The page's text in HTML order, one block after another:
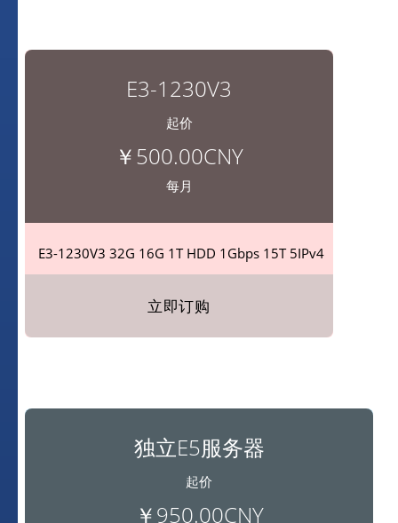
E3-1230V3
起价
￥500.00CNY
每月
E3-1230V3 32G 16G 1T HDD 1Gbps 15T5IPv4
立即订购
独立E5服务器
起价
￥950.00CNY